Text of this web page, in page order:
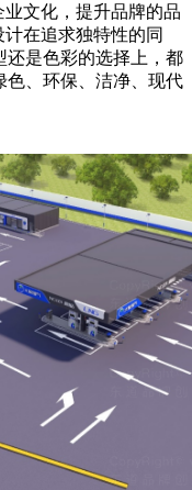
文化，提升品牌的品
在追求独特性的同
还是色彩的选择上，都
色、环保、洁净、现代